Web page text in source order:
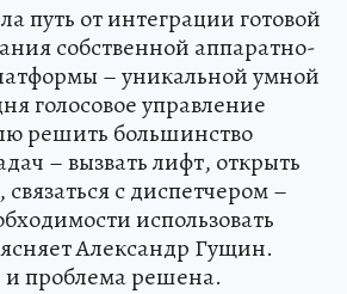
путь от интеграции готовой
собственной аппаратно-
– уникальной умной
голосовое управление
решить большинство
– вызвать лифт, открыть
с диспетчером –
использовать
Александр Гущин.
проблема решена.